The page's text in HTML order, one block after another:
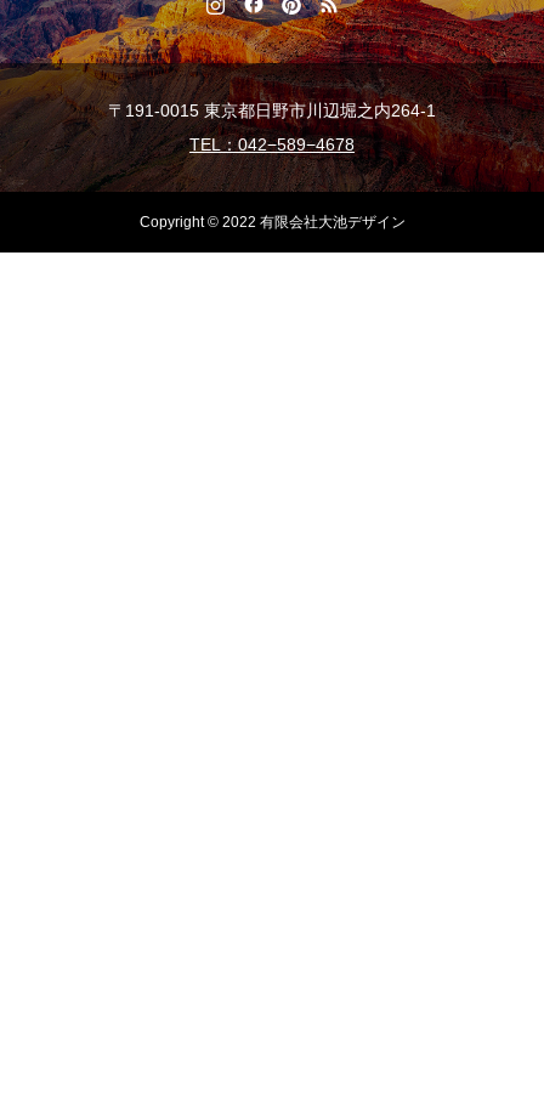
〒191-0015 東京都日野市川辺堀之内264-1
TEL：042−589−4678
Copyright © 2022 有限会社大池デザイン